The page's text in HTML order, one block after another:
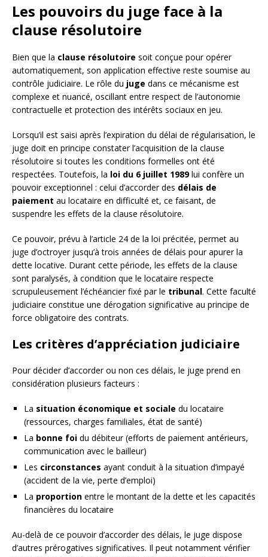
Les pouvoirs du juge face à la
clause résolutoire
Bien que la clause résolutoire soit conçue pour opérer
automatiquement, son application effective reste soumise au
contrôle judiciaire. Le rôle du juge dans ce mécanisme est
complexe et nuancé, oscillant entre respect de l’autonomie
contractuelle et protection des intérêts sociaux en jeu.
Lorsqu’il est saisi après l’expiration du délai de régularisation, le
juge doit en principe constater l’acquisition de la clause
résolutoire si toutes les conditions formelles ont été
respectées. Toutefois, la loi du 6 juillet 1989lui confère un
pouvoir exceptionnel : celui d’accorder des délais de
paiement au locataire en difficulté et, ce faisant, de
suspendre les effets de la clause résolutoire.
Ce pouvoir, prévu à l’article 24 de la loi précitée, permet au
juge d’octroyer jusqu’à trois années de délais pour apurer la
dette locative. Durant cette période, les effets de la clause
sont paralysés, à condition que le locataire respecte
scrupuleusement l’échéancier fixé par le tribunal. Cette faculté
judiciaire constitue une dérogation significative au principe de
force obligatoire des contrats.
Les critères d’appréciation judiciaire
Pour décider d’accorder ou non ces délais, le juge prend en
considération plusieurs facteurs :
La situation économique et sociale du locataire
(ressources, charges familiales, état de santé)
La bonne foi du débiteur (efforts de paiement antérieurs,
communication avec le bailleur)
Les circonstances ayant conduit à la situation d’impayé
(accident de la vie, perte d’emploi)
La proportion entre le montant de la dette et les capacités
financières du locataire
Au-delà de ce pouvoir d’accorder des délais, le juge dispose
d’autres prérogatives significatives. Il peut notamment vérifier